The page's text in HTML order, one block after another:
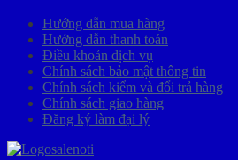
Hướng dẫn mua hàng
Hướng dẫn thanh toán
Điều khoản dịch vụ
Chính sách bảo mật thông tin
Chính sách kiểm và đổi trả hàng
Chính sách giao hàng
Đăng ký làm đại lý